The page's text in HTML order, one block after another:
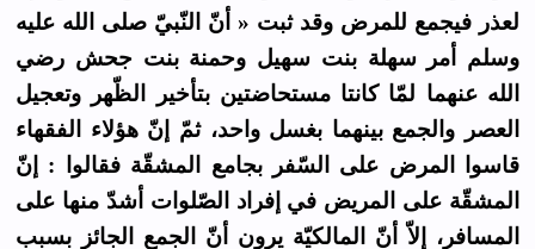
لعذر فيجمع للمرض وقد ثبت « أنّ النّبيّ صلى الله عليه
وسلم أمر سهلة بنت سهيل وحمنة بنت جحش رضي
الله عنهما لمّا كانتا مستحاضتين بتأخير الظّهر وتعجيل
العصر والجمع بينهما بغسل واحد، ثمّ إنّ هؤلاء الفقهاء
قاسوا المرض على السّفر بجامع المشقّة فقالوا : إنّ
المشقّة على المريض في إفراد الصّلوات أشدّ منها على
المسافر، إلاّ أنّ المالكيّة يرون أنّ الجمع الجائز بسبب